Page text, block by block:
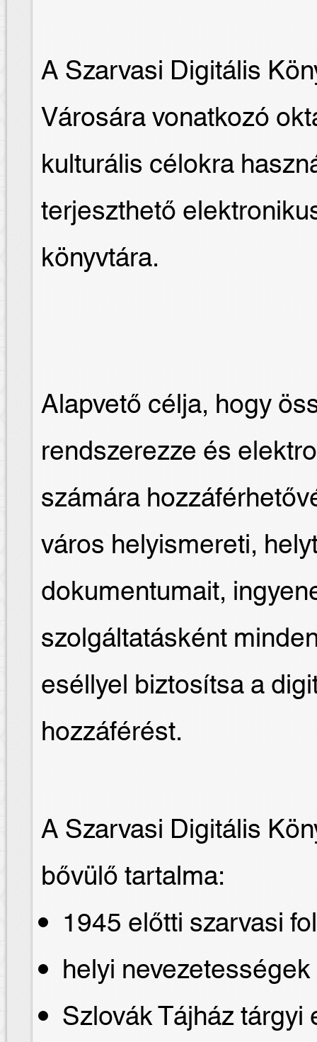
A Szarvasi Digitális
Városára vonatkozó
kulturális célokra
terjeszthető
könyvtára.
Alapvető célja, hogy
rendszerezze és
számára
város helyismereti,
dokumentumait,
szolgáltatásként
eséllyel biztosítsa a
hozzáférést.
A Szarvasi Digitális
bővülő tartalma:
1945 előtti szarvasi
helyi
Szlovák Tájház tárgyi